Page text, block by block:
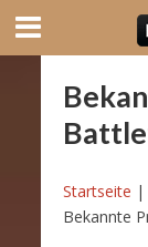
Startseite |
Bekannte